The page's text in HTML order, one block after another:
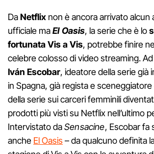
DaNetflix non è ancora arrivato alcun
ufficiale maEl Oasis, la serie che è lo
fortunata Vis a Vis, potrebbe finire
celebre colosso di video streaming.
Iván Escobar, ideatore della serie già
in Spagna, già regista e sceneggiatore
della serie sui carceri femminili
prodotti più visti su Netflix nell’ultimo
Intervistato daSensacine, Escobar fa
anche El Oasis – da qualcuno definita